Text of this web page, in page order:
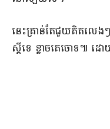
នេះ​គ្រាន់តែ​ជួយ​គិត​លេ
ស្តីទេ ខ្លាច​គេ​ចោទ​៕​ ​ដោ